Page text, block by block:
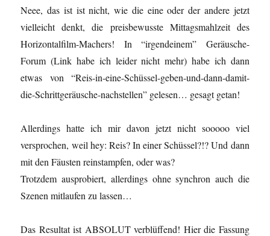
Neee, das ist ist nicht, wie die eine oder der andere jetzt
vielleicht denkt, die preisbewusste Mittagsmahlzeit des
Horizontalfilm-Machers! In “irgendeinem” Geräusche-
Forum (Link habe ich leider nicht mehr) habe ich dann
etwas von “Reis-in-eine-Schüssel-geben-und-dann-damit-
die-Schrittgeräusche-nachstellen” gelesen… gesagt getan!
Allerdings hatte ich mir davon jetzt nicht sooooo viel
versprochen, weil hey: Reis? In einer Schüssel?!? Und dann
mit den Fäusten reinstampfen, oder was?
Trotzdem ausprobiert, allerdings ohne synchron auch die
Szenen mitlaufen zu lassen…
Das Resultat ist ABSOLUT verblüffend! Hier die Fassung